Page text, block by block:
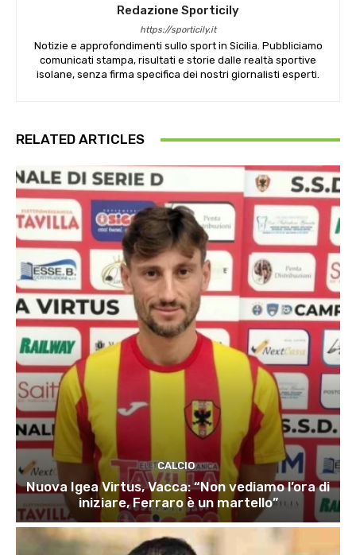
Redazione Sporticily
https://sporticily.it
Notizie e approfondimenti sullo sport in Sicilia. Pubbliciamo
comunicati stampa, risultati e storie dalle realtà sportive
isolane, senza firma specifica dei nostri giornalisti esperti.
RELATED ARTICLES
CALCIO
Nuova Igea Virtus, Vacca: “Non vediamo l’ora di
iniziare, Ferraro è un martello”